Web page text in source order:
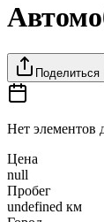
Поделиться
Нет элементов
Цена
null
Пробег
undefined км